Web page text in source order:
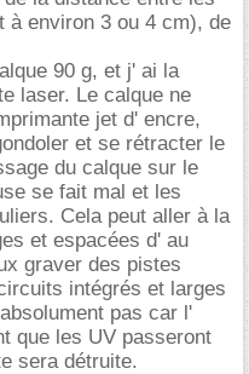
à environ 3 ou 4 cm), de
90 g, et j' ai la
laser. Le calque ne
jet d' encre,
et se rétracter le
du calque sur le
se fait mal et les
Cela peut aller à la
et espacées d' au
graver des pistes
intégrés et larges
pas car l'
que les UV passeront
sera détruite.